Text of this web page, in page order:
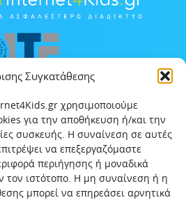
Συγκατάθεσης
χρησιμοποιούμε
για την αποθήκευση ή/και την
συσκευής. Η συναίνεση σε αυτές
να επεξεργαζόμαστε
περιήγησης ή μοναδικά
τον ιστότοπο. Η μη συναίνεση ή η
μπορεί να επηρεάσει αρνητικά